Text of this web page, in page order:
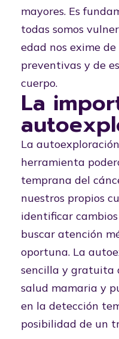
mayores. Es
todas somos
edad nos exime
preventivas y de
cuerpo.
La
La
herramienta
temprana del
nuestros propios
identificar
buscar atención
oportuna. La
sencilla y gratuita
salud mamaria y
en la detección
posibilidad de un